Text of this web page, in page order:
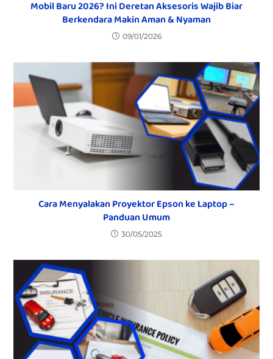
Mobil Baru 2026? Ini Deretan Aksesoris Wajib Biar
Berkendara Makin Aman & Nyaman
09/01/2026
Cara Menyalakan Proyektor Epson ke Laptop –
Panduan Umum
30/05/2025